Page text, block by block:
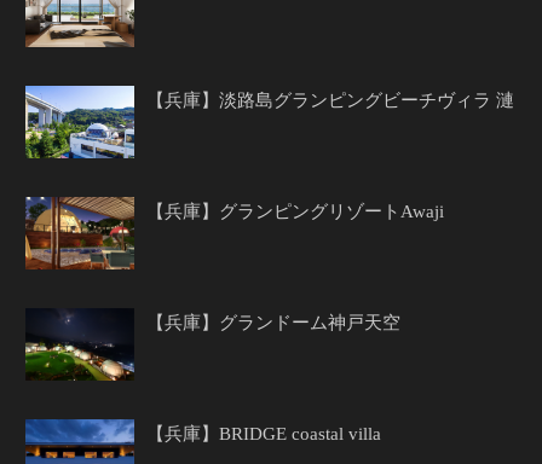
【兵庫】淡路島グランピングビーチヴィラ 漣
【兵庫】グランピングリゾートAwaji
【兵庫】グランドーム神戸天空
【兵庫】BRIDGE coastal villa